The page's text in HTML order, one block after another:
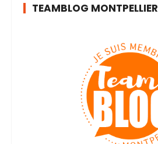
TEAMBLOG MONTPELLIER